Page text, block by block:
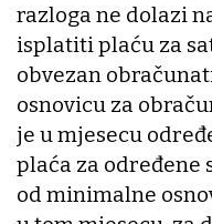
razloga ne dolazi
isplatiti plaću za
obvezan
osnovicu za
je u mjesecu
plaća za određene
od minimalne